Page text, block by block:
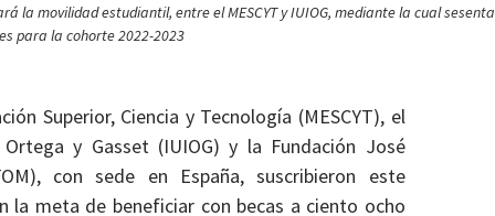
la movilidad estudiantil, entre el MESCYT y IUIOG, mediante la cual sesenta
para la cohorte 2022-2023
Superior, Ciencia y Tecnología (MESCYT), el
y Gasset (IUIOG) y la Fundación José
con sede en España, suscribieron este
la meta de beneficiar con becas a ciento ocho